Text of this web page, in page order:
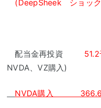
(DeepSheek ショック
配当金再投資 51.2
NVDA、VZ購入)
NVDA購入 366.6